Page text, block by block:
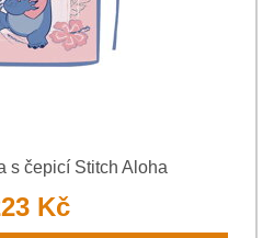
s čepicí Stitch Aloha
Kč